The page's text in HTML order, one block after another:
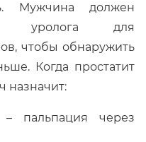
Мужчина должен
уролога для
чтобы обнаружить
Когда простатит
назначит:
– пальпация через